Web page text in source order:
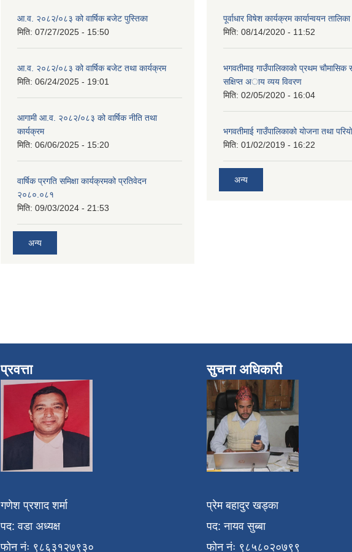
आ.व. २०८२/०८३ को वार्षिक बजेट पुस्तिका
मिति: 07/27/2025 - 15:50
आ.व. २०८२/०८३ को वार्षिक बजेट तथा कार्यक्रम
मिति: 06/24/2025 - 19:01
आगामी आ.व. २०८२/०८३ को वार्षिक नीति तथा
कार्यक्रम
मिति: 06/06/2025 - 15:20
वार्षिक प्रगति समिक्षा कार्यक्रमको प्रतिवेदन
२०८०.०८१
मिति: 09/03/2024 - 21:53
अन्य
पूर्वाधार विषेश कार्यक्रम कार्यान्वयन तालिका
मिति: 08/14/2020 - 11:52
भगवतीमाइ गाउँपालिकाकाे प्रथम चाैमासिक
सक्षिप्त अाय व्यय विवरण
मिति: 02/05/2020 - 16:04
भगवतीमाई गाउँपालिकाको याेजना तथा
मिति: 01/02/2019 - 16:22
अन्य
प्रवत्ता
गणेश प्रशाद शर्मा
पद: वडा अध्यक्ष
फोन नंः ९८६३१२७९३०
सुचना अधिकारी
प्रेम बहादुर खड्का
पद: नायव सुब्बा
फोन नंः ९८५८०२०७९९